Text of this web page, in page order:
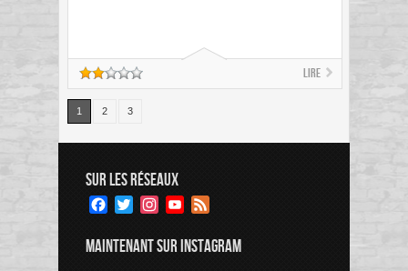
Lire
1 2 3
SUR LES RÉSEAUX
Facebook
TwitterInstagramYouTube
MAINTENANT SUR INSTAGRAM